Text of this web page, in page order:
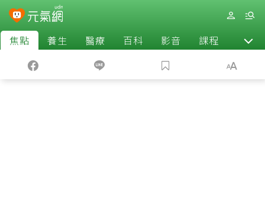
焦點 養生 醫療 百科 影音 課程 退休